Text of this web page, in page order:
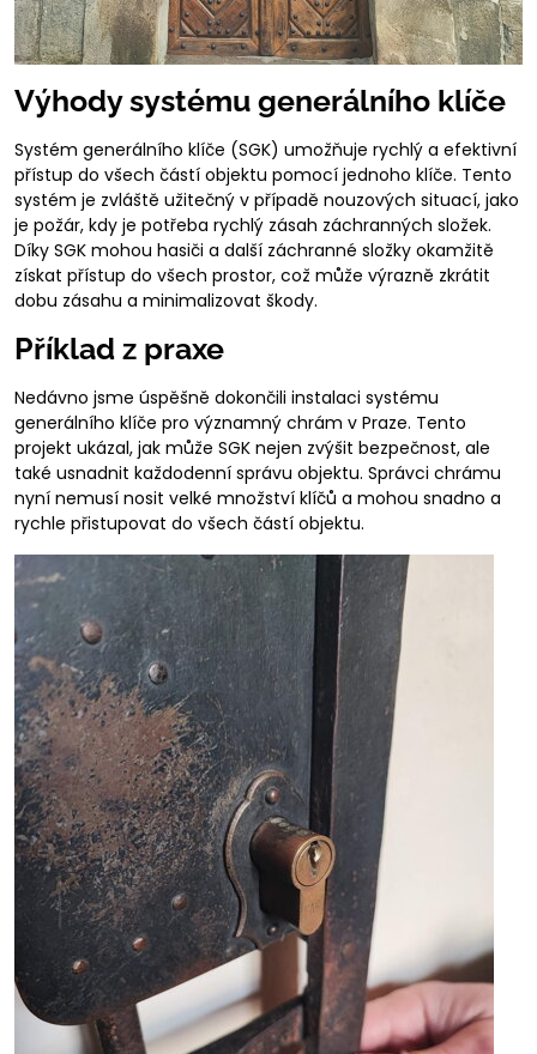
Výhody systému generálního klíče
Systém generálního klíče (SGK) umožňuje rychlý a efektivní
přístup do všech částí objektu pomocí jednoho klíče. Tento
systém je zvláště užitečný v případě nouzových situací, jako
je požár, kdy je potřeba rychlý zásah záchranných složek.
Díky SGK mohou hasiči a další záchranné složky okamžitě
získat přístup do všech prostor, což může výrazně zkrátit
dobu zásahu a minimalizovat škody.
Příklad z praxe
Nedávno jsme úspěšně dokončili instalaci systému
generálního klíče pro významný chrám v Praze. Tento
projekt ukázal, jak může SGK nejen zvýšit bezpečnost, ale
také usnadnit každodenní správu objektu. Správci chrámu
nyní nemusí nosit velké množství klíčů a mohou snadno a
rychle přistupovat do všech částí objektu.